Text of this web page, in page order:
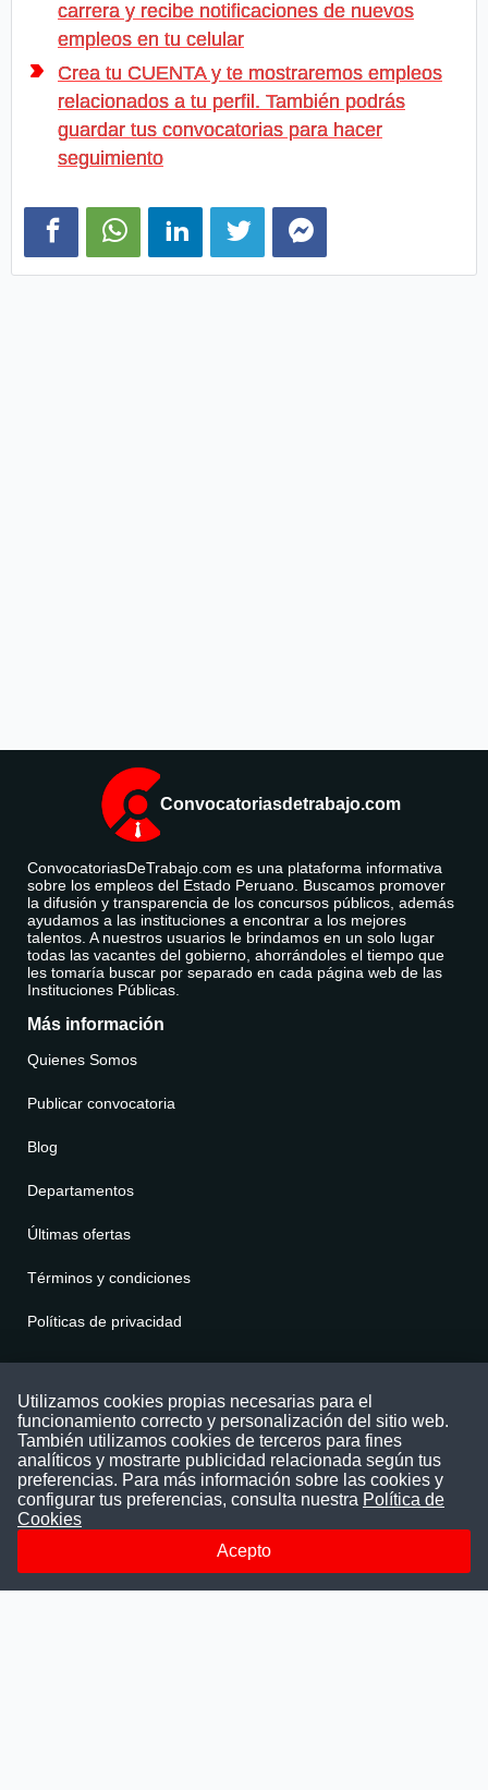
carrera y recibe notificaciones de nuevos
empleos en tu celular
Crea tu CUENTA y te mostraremos empleos
relacionados a tu perfil. También podrás
guardar tus convocatorias para hacer
seguimiento
Convocatoriasdetrabajo.com
ConvocatoriasDeTrabajo.com es una plataforma informativa
sobre los empleos del Estado Peruano. Buscamos promover
la difusión y transparencia de los concursos públicos, además
ayudamos a las instituciones a encontrar a los mejores
talentos. A nuestros usuarios le brindamos en un solo lugar
todas las vacantes del gobierno, ahorrándoles el tiempo que
les tomaría buscar por separado en cada página web de las
Instituciones Públicas.
Más información
Quienes Somos
Publicar convocatoria
Blog
Departamentos
Últimas ofertas
Términos y condiciones
Políticas de privacidad
Puede comunicarse con nosotros a través
nuestras redes sociales o del correo:
contacto@convocatoriasdetrabajo.com
Siguenos en:
Utilizamos cookies propias necesarias para el
funcionamiento correcto y personalización del sitio web.
También utilizamos cookies de terceros para fines
analíticos y mostrarte publicidad relacionada según tus
preferencias. Para más información sobre las cookies y
configurar tus preferencias, consulta nuestra Política de
Cookies
Acepto